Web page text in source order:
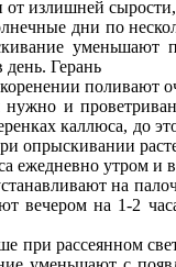
излишней
дни по
уменьшают
Герань
поливают
и
каллюса, до
опрыскивании
ежедневно утром и
на
вечером на 1-2
при рассеянном